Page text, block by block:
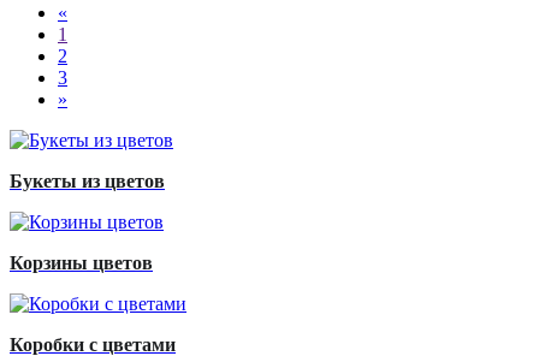
«
1
2
3
»
Букеты из цветов
Корзины цветов
Коробки с цветами